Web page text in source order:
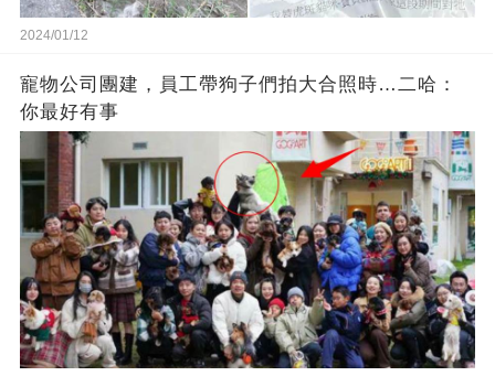
2024/01/12
寵物公司團建，員工帶狗子們拍大合照時…二哈：
你最好有事